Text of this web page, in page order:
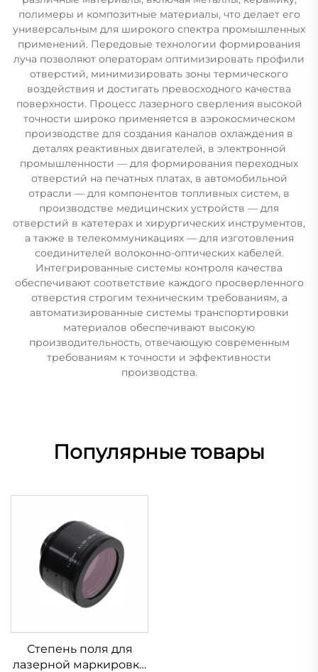
полимеры и композитные материалы, что делает его
универсальным для широкого спектра промышленных
применений. Передовые технологии формирования
луча позволяют операторам оптимизировать профили
отверстий, минимизировать зоны термического
воздействия и достигать превосходного качества
поверхности. Процесс лазерного сверления высокой
точности широко применяется в аэрокосмическом
производстве для создания каналов охлаждения в
деталях реактивных двигателей, в электронной
промышленности — для формирования переходных
отверстий на печатных платах, в автомобильной
отрасли — для компонентов топливных систем, в
производстве медицинских устройств — для
отверстий в катетерах и хирургических инструментов,
а также в телекоммуникациях — для изготовления
соединителей волоконно-оптических кабелей.
Интегрированные системы контроля качества
обеспечивают соответствие каждого просверленного
отверстия строгим техническим требованиям, а
автоматизированные системы транспортировки
материалов обеспечивают высокую
производительность, отвечающую современным
требованиям к точности и эффективности
производства.
Популярные товары
Степень поля для
лазерной маркировки